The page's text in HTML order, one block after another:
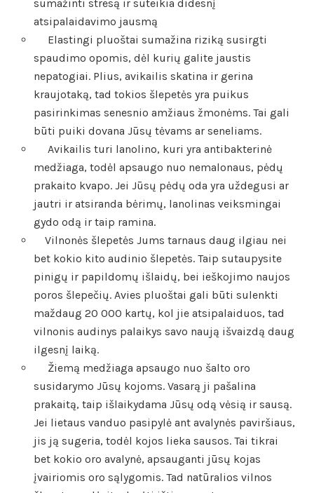
sumažinti stresą ir suteikia didesnį
atsipalaidavimo jausmą
Elastingi pluoštai sumažina riziką susirgti
spaudimo opomis, dėl kurių galite jaustis
nepatogiai. Plius, avikailis skatina ir gerina
kraujotaką, tad tokios šlepetės yra puikus
pasirinkimas senesnio amžiaus žmonėms. Tai gali
būti puiki dovana Jūsų tėvams ar seneliams.
Avikailis turi lanolino, kuri yra antibakterinė
medžiaga, todėl apsaugo nuo nemalonaus, pėdų
prakaito kvapo. Jei Jūsų pėdų oda yra uždegusi ar
jautri ir atsiranda bėrimų, lanolinas veiksmingai
gydo odą ir taip ramina.
Vilnonės šlepetės Jums tarnaus daug ilgiau nei
bet kokio kito audinio šlepetės. Taip sutaupysite
pinigų ir papildomų išlaidų, bei ieškojimo naujos
poros šlepečių. Avies pluoštai gali būti sulenkti
maždaug 20 000 kartų, kol jie atsipalaiduos, tad
vilnonis audinys palaikys savo naują išvaizdą daug
ilgesnį laiką.
Žiemą medžiaga apsaugo nuo šalto oro
susidarymo Jūsų kojoms. Vasarą ji pašalina
prakaitą, taip išlaikydama Jūsų odą vėsią ir sausą.
Jei lietaus vanduo pasipylė ant avalynės paviršiaus,
jis ją sugeria, todėl kojos lieka sausos. Tai tikrai
bet kokio oro avalynė, apsauganti jūsų kojas
įvairiomis oro sąlygomis. Tad natūralios vilnos